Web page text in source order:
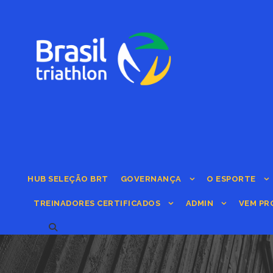
HUB SELEÇÃO BRT GOVERNANÇA O ESPORTE
TREINADORES CERTIFICADOS ADMIN VEM